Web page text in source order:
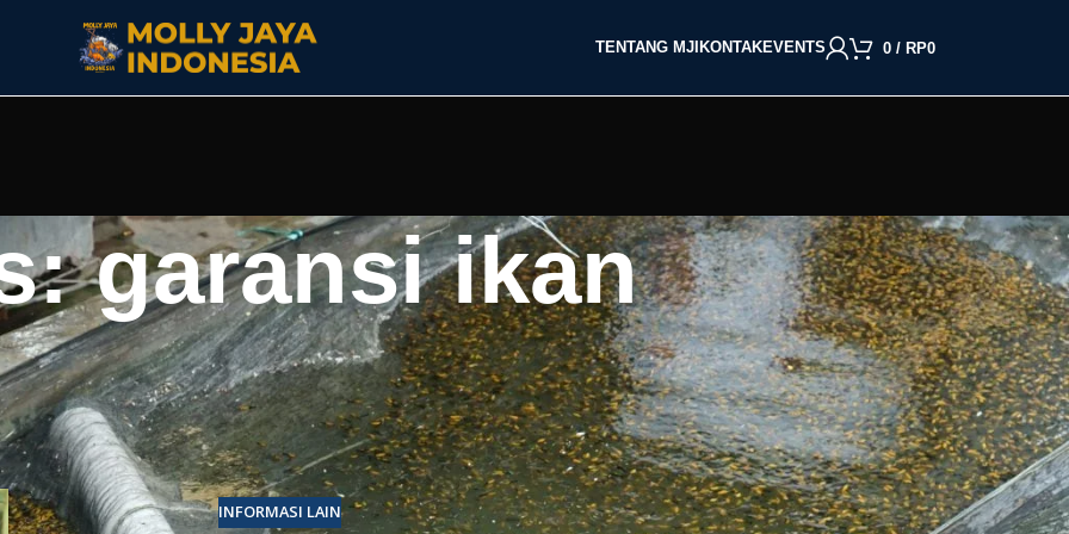
TENTANG MJI KONTAKEVENTS 0 / RP0
garansi ikan
INFORMASI LAIN
BACA BERDASARKAN JENIS IKAN